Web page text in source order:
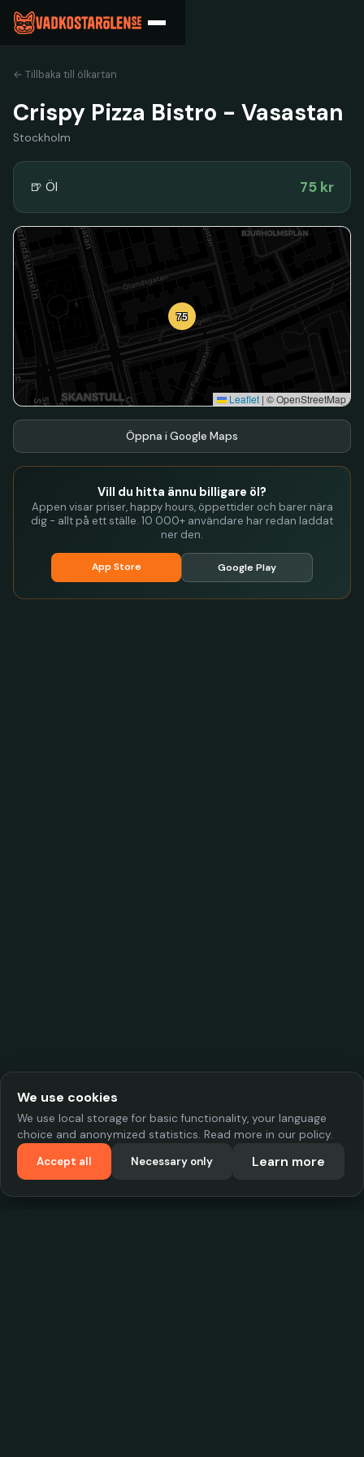
← Tillbaka till ölkartan
Crispy Pizza Bistro - Vasastan
Stockholm
🍺 Öl 75 kr
75
Leaflet | © OpenStreetMap
Öppna i Google Maps
Vill du hitta ännu billigare öl?
Appen visar priser, happy hours, öppettider och barer nära
dig - allt på ett ställe. 10 000+ användare har redan laddat
ner den.
App Store Google Play
We use cookies
We use local storage for basic functionality, your language
choice and anonymized statistics. Read more in our policy.
Accept all
Necessary only Learn more